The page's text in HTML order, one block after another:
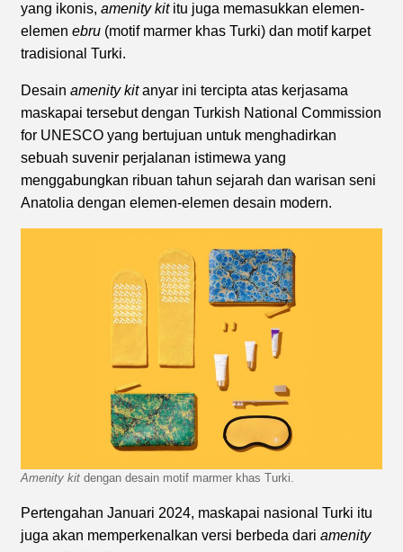
yang ikonis, amenity kititu juga memasukkan elemen-
elemen ebru (motif marmer khas Turki) dan motif karpet
tradisional Turki.
Desain amenity kitanyar ini tercipta atas kerjasama
maskapai tersebut dengan Turkish National Commission
for UNESCO yang bertujuan untuk menghadirkan
sebuah suvenir perjalanan istimewa yang
menggabungkan ribuan tahun sejarah dan warisan seni
Anatolia dengan elemen-elemen desain modern.
Amenity kit dengan desain motif marmer khas Turki.
Pertengahan Januari 2024, maskapai nasional Turki itu
juga akan memperkenalkan versi berbeda dari amenity